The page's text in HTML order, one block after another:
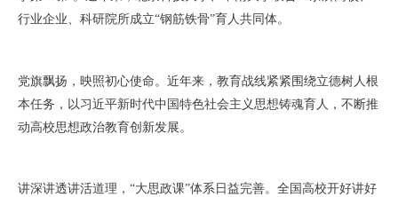
行业企业、科研院所成立“钢筋铁骨”育人共同体。
党旗飘扬，映照初心使命。近年来，教育战线紧紧围绕立德树人根
本任务，以习近平新时代中国特色社会主义思想铸魂育人，不断推
动高校思想政治教育创新发展。
讲深讲透讲活道理，“大思政课”体系日益完善。全国高校开好讲好